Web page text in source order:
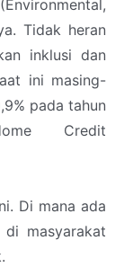
Tidak heran
inklusi dan
ini masing-
pada tahun
Credit
Di mana ada
masyarakat